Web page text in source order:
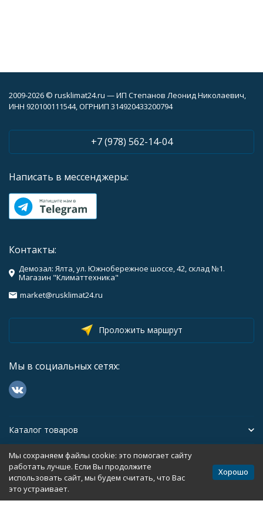
2009-2026 © rusklimat24.ru — ИП Степанов Леонид Николаевич,
ИНН 920100111544, ОГРНИП 314920433200794
+7 (978) 562-14-04
Написать в мессенджеры:
Контакты:
Демозал: Ялта, ул. Южнобережное шоссе, 42, склад №1.
Магазин "Климаттехника"
market@rusklimat24.ru
Проложить маршрут
Мы в социальных сетях:
Каталог товаров
Помощь
Политика персональных данных
Мы сохраняем файлы cookie: это помогает сайту
работать лучше. Если Вы продолжите
использовать сайт, мы будем считать, что Вас
это устраивает.
Хорошо